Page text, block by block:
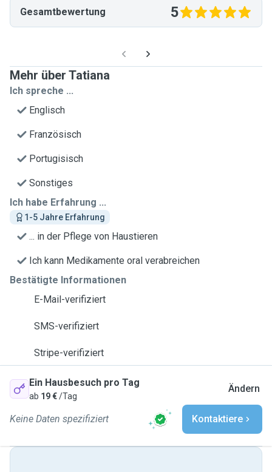
Gesamtbewertung 5
Mehr über Tatiana
Ich spreche ...
Englisch
Französisch
Portugisisch
Sonstiges
Ich habe Erfahrung ...
1-5 Jahre Erfahrung
... in der Pflege von Haustieren
Ich kann Medikamente oral verabreichen
Bestätigte Informationen
E-Mail-verifiziert
SMS-verifiziert
Stripe-verifiziert
Ein Hausbesuch pro Tag
ab 19 €/Tag
Ändern
Keine Daten spezifiziert Kontaktiere